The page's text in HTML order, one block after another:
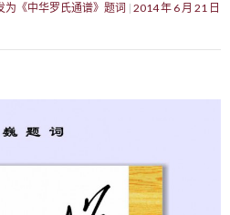
为《中华罗氏通谱》题词 2014 年 6 月 21 日